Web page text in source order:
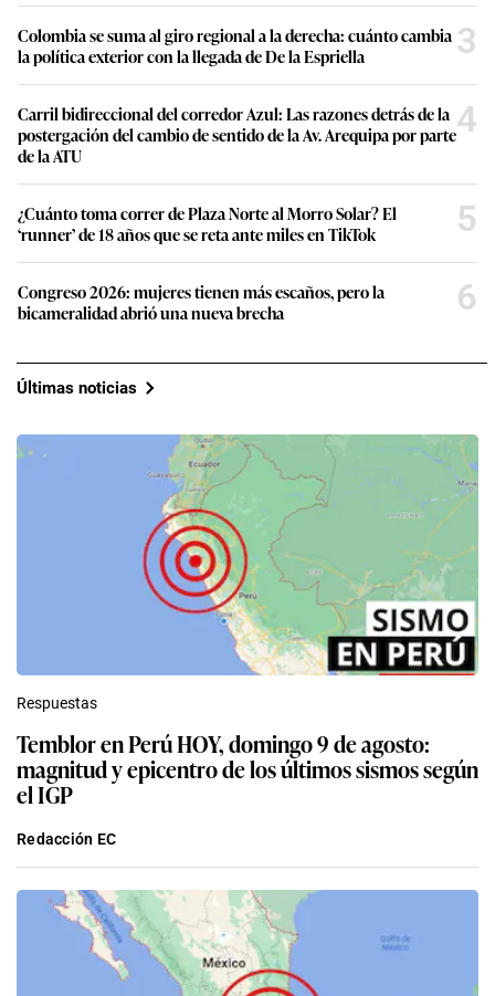
Colombia se suma al giro regional a la derecha: cuánto cambia
la política exterior con la llegada de De la Espriella
3
Carril bidireccional del corredor Azul: Las razones detrás de la
postergación del cambio de sentido de la Av. Arequipa por parte
de la ATU
4
¿Cuánto toma correr de Plaza Norte al Morro Solar? El
‘runner’ de 18 años que se reta ante miles en TikTok
5
Congreso 2026: mujeres tienen más escaños, pero la
bicameralidad abrió una nueva brecha
6
Últimas noticias
Respuestas
Temblor en Perú HOY, domingo 9 de agosto:
magnitud y epicentro de los últimos sismos según
el IGP
Redacción EC